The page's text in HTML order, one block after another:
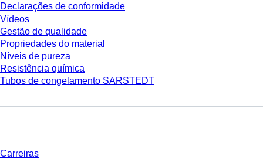
Declarações de conformidade
Vídeos
Gestão de qualidade
Propriedades do material
Níveis de pureza
Resistência química
Tubos de congelamento SARSTEDT
Carreiras